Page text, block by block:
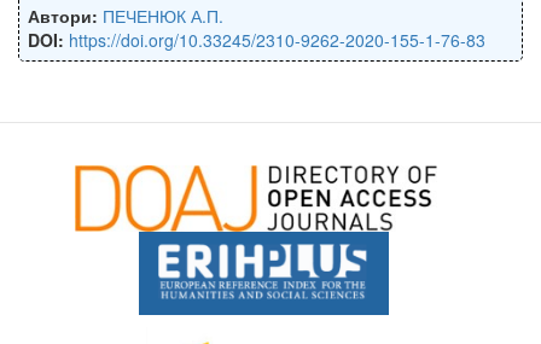
Автори: ПЕЧЕНЮК А.П.
DOI: https://doi.org/10.33245/2310-9262-2020-155-1-76-83